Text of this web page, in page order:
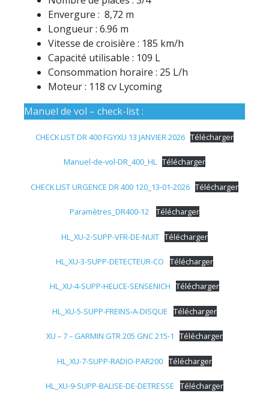
Envergure : 8,72 m
Longueur : 6.96 m
Vitesse de croisière : 185 km/h
Capacité utilisable : 109 L
Consommation horaire : 25 L/h
Moteur : 118 cv Lycoming
Manuel de vol – check-list :
CHECK LIST DR 400 FGYXU 13 JANVIER 2026 Télécharger
Manuel-de-vol-DR_400_HL Télécharger
CHECK LIST URGENCE DR 400 120_13-01-2026 Télécharger
Paramètres_DR400-12 Télécharger
HL_XU-2-SUPP-VFR-DE-NUIT Télécharger
HL_XU-3-SUPP-DETECTEUR-CO Télécharger
HL_XU-4-SUPP-HELICE-SENSENICH Télécharger
HL_XU-5-SUPP-FREINS-A-DISQUE Télécharger
XU – 7 – GARMIN GTR 205 GNC 215-1 Télécharger
HL_XU-7-SUPP-RADIO-PAR200 Télécharger
HL_XU-9-SUPP-BALISE-DE-DETRESSE Télécharger